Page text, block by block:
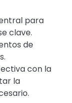
para
clave.
de
con la
la